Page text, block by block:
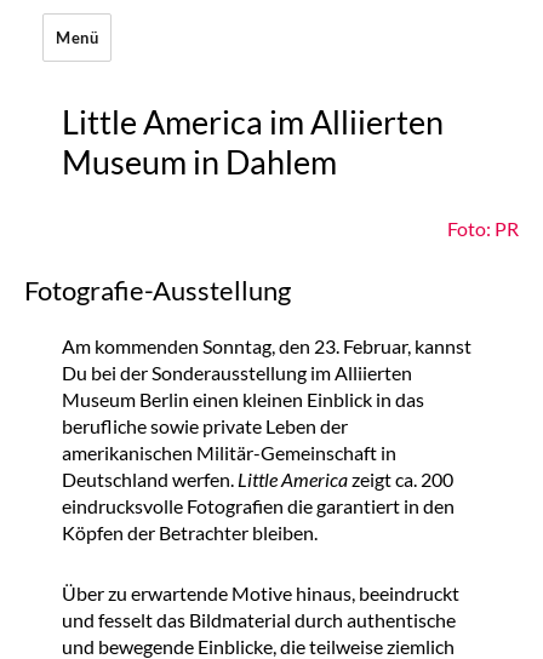
Menü
Little America im Alliierten
Museum in Dahlem
Foto: PR
Fotografie-Ausstellung
Am kommenden Sonntag, den 23. Februar, kannst
Du bei der Sonderausstellung im Alliierten
Museum Berlin einen kleinen Einblick in das
berufliche sowie private Leben der
amerikanischen Militär-Gemeinschaft in
Deutschland werfen. Little Americazeigt ca. 200
eindrucksvolle Fotografien die garantiert in den
Köpfen der Betrachter bleiben.
Über zu erwartende Motive hinaus, beeindruckt
und fesselt das Bildmaterial durch authentische
und bewegende Einblicke, die teilweise ziemlich